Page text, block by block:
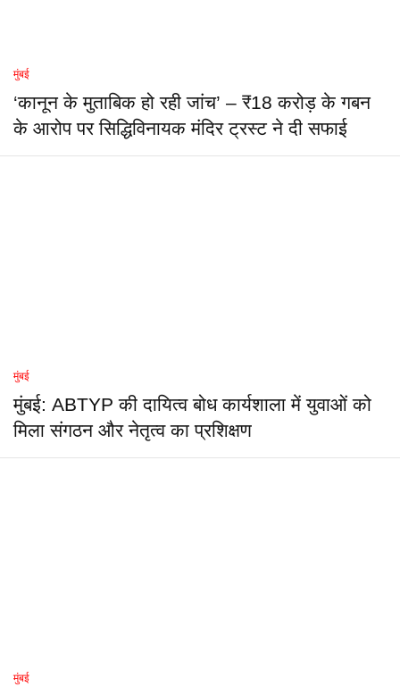
मुंबई
‘कानून के मुताबिक हो रही जांच’ – ₹18 करोड़ के गबन
के आरोप पर सिद्धिविनायक मंदिर ट्रस्ट ने दी सफाई
मुंबई
मुंबई: ABTYP की दायित्व बोध कार्यशाला में युवाओं को
मिला संगठन और नेतृत्व का प्रशिक्षण
मुंबई